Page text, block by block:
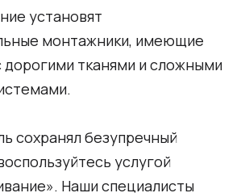
установят
монтажники, имеющие
дорогими тканями и сложными
сохранял безупречный
услугой
Наши специалисты